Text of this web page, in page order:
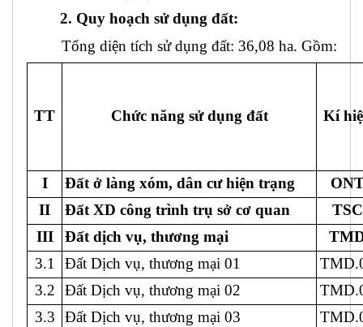
2. Quy hoạch sử dụng đất:
Tổng diện tích sử dụng đất: 36,08 ha. Gồm:
TT Chức năng sử dụng đất Kí
I Đất ở làng xóm, dân cư hiện trạng
II
Đất XD công trình trụ sở cơ quan
TSC
III
Đất dịch vụ, thương mại
3.1
Đất Dịch vụ, thương mại 01
3.2
Đất Dịch vụ, thương mại 02
3.3
Đất Dịch vụ, thương mại 03